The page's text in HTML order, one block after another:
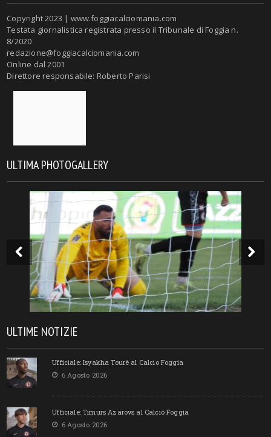
Copyright 2023 | www.foggiacalciomania.com
Testata giornalistica registrata presso il Tribunale di Foggia n.
8/2020
redazione@foggiacalciomania.com
Online dal 2001
Direttore responsabile: Roberto Parisi
ULTIMA PHOTOGALLERY
ULTIME NOTIZIE
Ufficiale: Isyakha Tourè al Calcio Foggia
6 Agosto 2026
Ufficiale: Timurs Azarovs al Calcio Foggia
6 Agosto 2026